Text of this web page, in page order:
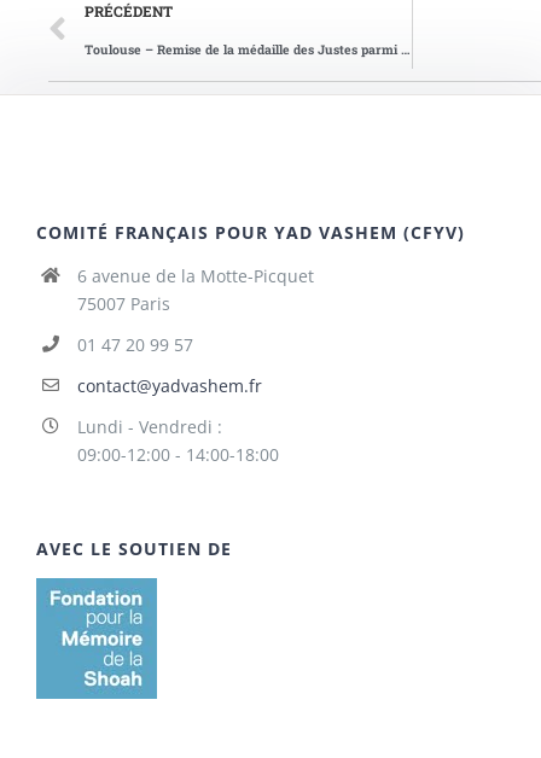
PRÉCÉDENT
Toulouse – Remise de la médaille des Justes parmi les Nations à Marie-Angèle Thulau
COMITÉ FRANÇAIS POUR YAD VASHEM (CFYV)
6 avenue de la Motte-Picquet
75007 Paris
01 47 20 99 57
contact@yadvashem.fr
Lundi - Vendredi :
09:00-12:00 - 14:00-18:00
AVEC LE SOUTIEN DE